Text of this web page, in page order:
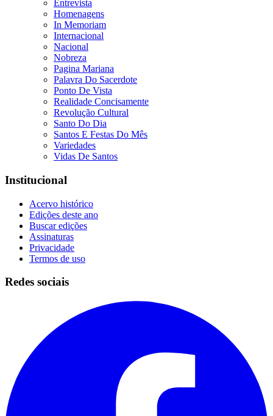
Entrevista
Homenagens
In Memoriam
Internacional
Nacional
Nobreza
Pagina Mariana
Palavra Do Sacerdote
Ponto De Vista
Realidade Concisamente
Revolução Cultural
Santo Do Dia
Santos E Festas Do Mês
Variedades
Vidas De Santos
Institucional
Acervo histórico
Edições deste ano
Buscar edições
Assinaturas
Privacidade
Termos de uso
Redes sociais